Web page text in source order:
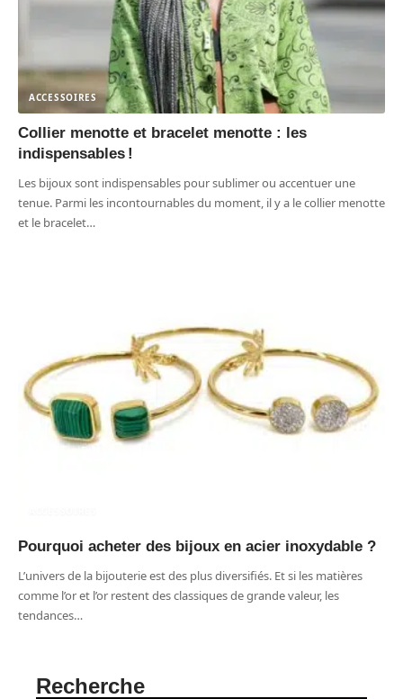
ACCESSOIRES
Collier menotte et bracelet menotte : les
indispensables !
Les bijoux sont indispensables pour sublimer ou accentuer une
tenue. Parmi les incontournables du moment, il y a le collier menotte
et le bracelet…
Pourquoi acheter des bijoux en acier inoxydable ?
L’univers de la bijouterie est des plus diversifiés. Et si les matières
comme l’or et l’or restent des classiques de grande valeur, les
tendances…
Recherche